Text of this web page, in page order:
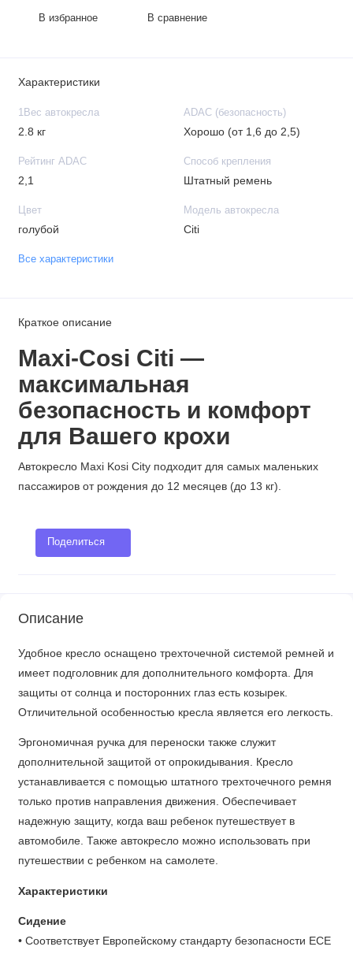
В избранное В сравнение
Характеристики
1Вес автокресла
2.8 кг
ADAC (безопасность)
Хорошо (от 1,6 до 2,5)
Рейтинг ADAC
2,1
Способ крепления
Штатный ремень
Цвет
голубой
Модель автокресла
Citi
Все характеристики
Краткое описание
Maxi-Cosi Citi —
максимальная
безопасность и комфорт
для Вашего крохи
Автокресло Maxi Kosi City подходит для самых маленьких
пассажиров от рождения до 12 месяцев (до 13 кг).
Поделиться
Описание
Удобное кресло оснащено трехточечной системой ремней и
имеет подголовник для дополнительного комфорта. Для
защиты от солнца и посторонних глаз есть козырек.
Отличительной особенностью кресла является его легкость.
Эргономичная ручка для переноски также служит
дополнительной защитой от опрокидывания. Кресло
устанавливается с помощью штатного трехточечного ремня
только против направления движения. Обеспечивает
надежную защиту, когда ваш ребенок путешествует в
автомобиле. Также автокресло можно использовать при
путешествии с ребенком на самолете.
Характеристики
Сидение
• Соответствует Европейскому стандарту безопасности ECE